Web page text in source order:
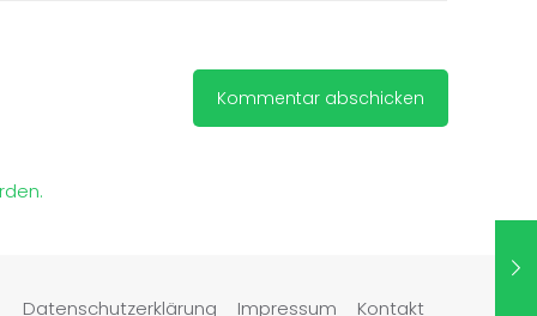
Datenschutzerklärung Impressum Kontakt